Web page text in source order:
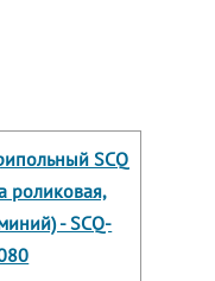
SCQ
роликовая,
- SCQ-